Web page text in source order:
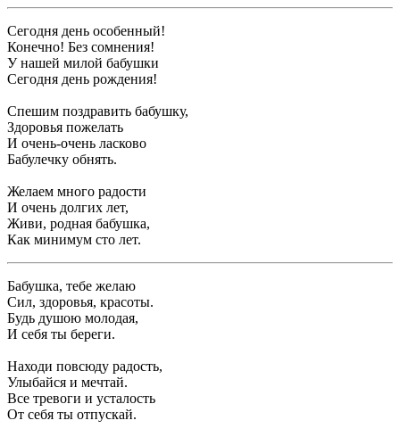
Сегодня день особенный!
Конечно! Без сомнения!
У нашей милой бабушки
Сегодня день рождения!
Спешим поздравить бабушку,
Здоровья пожелать
И очень-очень ласково
Бабулечку обнять.
Желаем много радости
И очень долгих лет,
Живи, родная бабушка,
Как минимум сто лет.
Бабушка, тебе желаю
Сил, здоровья, красоты.
Будь душою молодая,
И себя ты береги.
Находи повсюду радость,
Улыбайся и мечтай.
Все тревоги и усталость
От себя ты отпускай.